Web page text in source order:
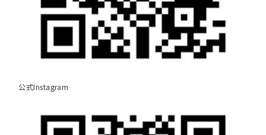
公式Instagram